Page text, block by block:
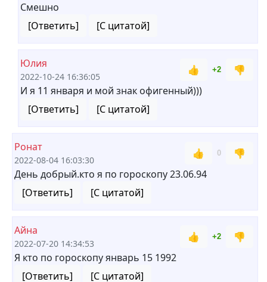
Смешно
[Ответить]
[С цитатой]
Юлия
2022-10-24 16:36:05
👍 +2
👎
И я 11 января и мой знак офигенный)))
[Ответить]
[С цитатой]
Ронат
2022-08-04 16:03:30
👍 0
👎
День добрый.кто я по гороскопу 23.06.94
[Ответить]
[С цитатой]
Айна
2022-07-20 14:34:53
👍 +2
👎
Я кто по гороскопу январь 15 1992
[Ответить]
[С цитатой]